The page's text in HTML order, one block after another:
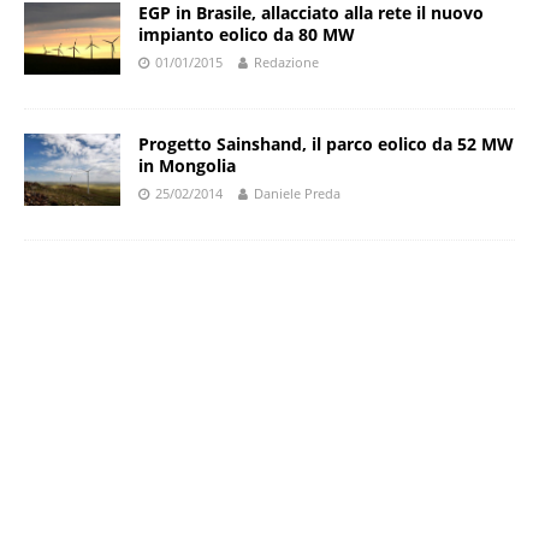
EGP in Brasile, allacciato alla rete il nuovo
impianto eolico da 80 MW
01/01/2015 Redazione
Progetto Sainshand, il parco eolico da 52 MW
in Mongolia
25/02/2014 Daniele Preda